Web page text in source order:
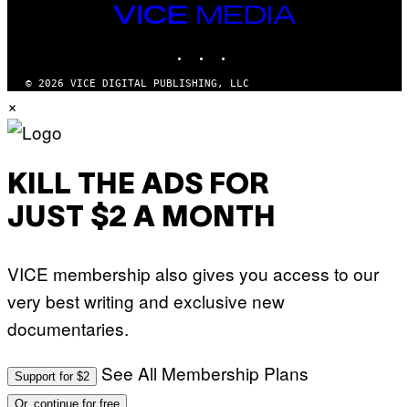
VICE
MEDIA
© 2026 VICE DIGITAL PUBLISHING, LLC
×
KILL THE ADS FOR
JUST $2 A MONTH
VICE membership also gives you access to our
very best writing and exclusive new
documentaries.
Support for $2 See All Membership Plans
Or, continue for free